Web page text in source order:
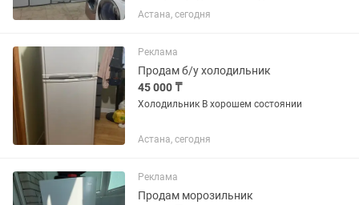
отличном рабочем состоянии.
Гарантия +Доставка ПО ГОРОДУ
ул.Абылайхана дом 62
Астана, сегодня
Реклама
Продам б/у холодильник
45 000 ₸
Холодильник В хорошем состоянии
Астана, сегодня
Реклама
Продам морозильник